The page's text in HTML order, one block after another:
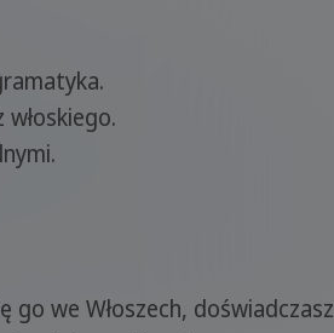
go we Włoszech, doświadczasz